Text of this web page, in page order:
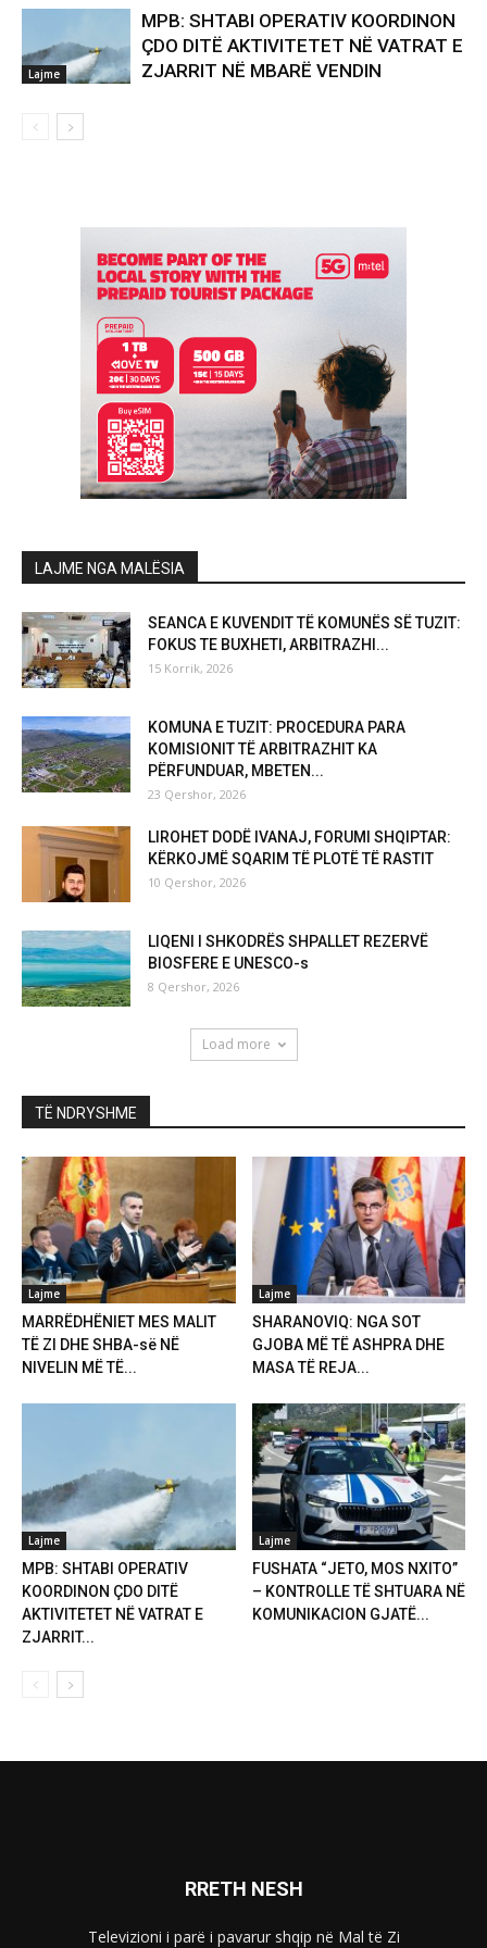
Lajme
MPB: SHTABI OPERATIV KOORDINON
ÇDO DITË AKTIVITETET NË VATRAT E
ZJARRIT NË MBARË VENDIN
LAJME NGA MALËSIA
SEANCA E KUVENDIT TË KOMUNËS SË TUZIT:
FOKUS TE BUXHETI, ARBITRAZHI...
15 Korrik, 2026
KOMUNA E TUZIT: PROCEDURA PARA
KOMISIONIT TË ARBITRAZHIT KA
PËRFUNDUAR, MBETEN...
23 Qershor, 2026
LIROHET DODË IVANAJ, FORUMI SHQIPTAR:
KËRKOJMË SQARIM TË PLOTË TË RASTIT
10 Qershor, 2026
LIQENI I SHKODRËS SHPALLET REZERVË
BIOSFERE E UNESCO-s
8 Qershor, 2026
Load more
TË NDRYSHME
Lajme
MARRËDHËNIET MES MALIT
TË ZI DHE SHBA-së NË
NIVELIN MË TË...
Lajme
SHARANOVIQ: NGA SOT
GJOBA MË TË ASHPRA DHE
MASA TË REJA...
Lajme
MPB: SHTABI OPERATIV
KOORDINON ÇDO DITË
AKTIVITETET NË VATRAT E
ZJARRIT...
Lajme
FUSHATA “JETO, MOS NXITO”
– KONTROLLE TË SHTUARA NË
KOMUNIKACION GJATË...
RRETH NESH
Televizioni i parë i pavarur shqip në Mal të Zi